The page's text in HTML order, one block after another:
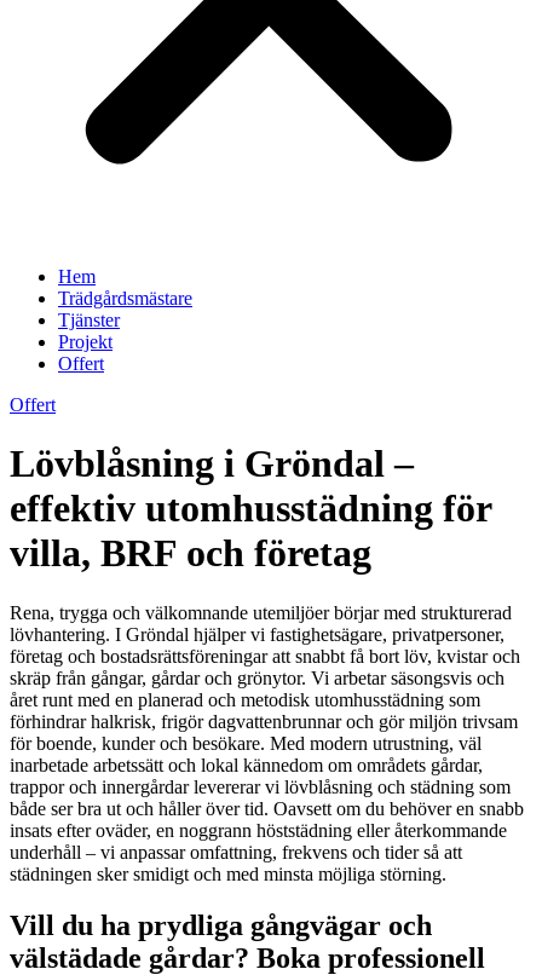
Hem
Trädgårdsmästare
Tjänster
Projekt
Offert
Offert
Lövblåsning i Gröndal –
effektiv utomhusstädning för
villa, BRF och företag
Rena, trygga och välkomnande utemiljöer börjar med strukturerad
lövhantering. I Gröndal hjälper vi fastighetsägare, privatpersoner,
företag och bostadsrättsföreningar att snabbt få bort löv, kvistar och
skräp från gångar, gårdar och grönytor. Vi arbetar säsongsvis och
året runt med en planerad och metodisk utomhusstädning som
förhindrar halkrisk, frigör dagvattenbrunnar och gör miljön trivsam
för boende, kunder och besökare. Med modern utrustning, väl
inarbetade arbetssätt och lokal kännedom om områdets gårdar,
trappor och innergårdar levererar vi lövblåsning och städning som
både ser bra ut och håller över tid. Oavsett om du behöver en snabb
insats efter oväder, en noggrann höststädning eller återkommande
underhåll – vi anpassar omfattning, frekvens och tider så att
städningen sker smidigt och med minsta möjliga störning.
Vill du ha prydliga gångvägar och
välstädade gårdar? Boka professionell